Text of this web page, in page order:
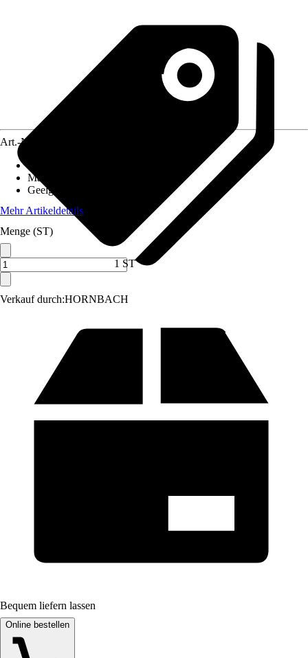
Verkauf durch:HORNBACH
Art.-Nr.
Material
Geeignet für
Mehr Artikeldetails
Menge (ST)
1 ST
Bequem liefern lassen
Online bestellen